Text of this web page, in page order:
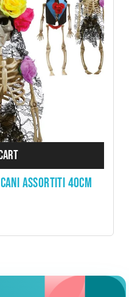
ASSORTITI 40CM